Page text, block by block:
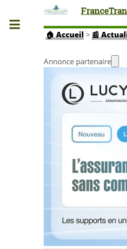
🏠 Accueil > 📰
Annonce partenaire
Toggle